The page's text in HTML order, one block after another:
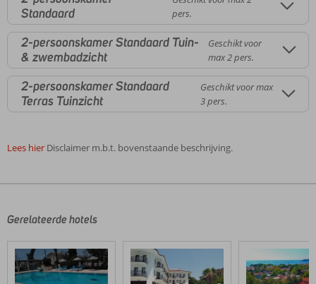
Standaard
pers.
2-persoonskamer Standaard Tuin-
& zwembadzicht
Geschikt voor
max 2 pers.
2-persoonskamer Standaard
Terras Tuinzicht
Geschikt voor max
3 pers.
Lees hier Disclaimer m.b.t. bovenstaande beschrijving.
door
klanten
geschreven
na
Gerelateerde hotels